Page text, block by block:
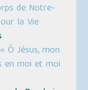
de Notre-
la Vie
« Ô Jésus, mon
en moi et moi